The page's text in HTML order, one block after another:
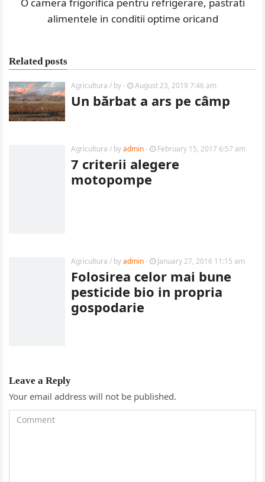
alimentele in conditii optime oricand
Related posts
Agricultura / by- August 23, 2019 7:46 am
Un bărbat a ars pe câmp
Agricultura / byadmin- February 15, 2017 6:57 am
7 criterii alegere
motopompe
Agricultura / byadmin- January 27, 2016 11:15 am
Folosirea celor mai bune
pesticide bio in propria
gospodarie
Leave a Reply
Your email address will not be published.